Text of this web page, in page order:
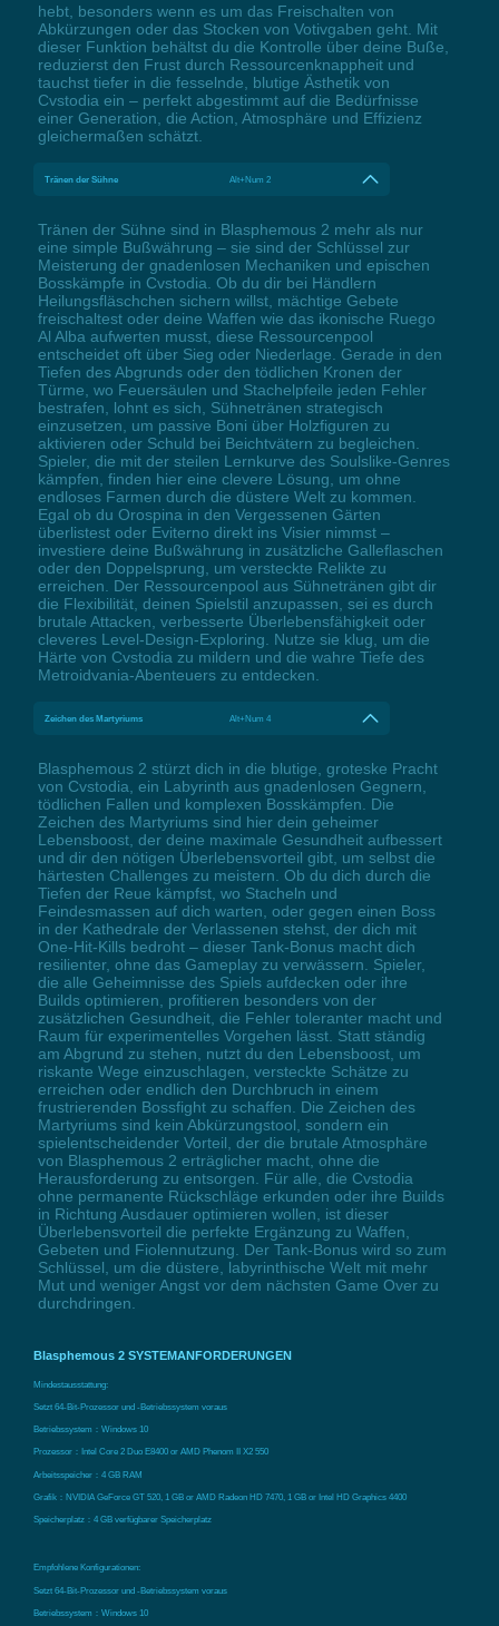
hebt, besonders wenn es um das Freischalten von
Abkürzungen oder das Stocken von Votivgaben geht. Mit
dieser Funktion behältst du die Kontrolle über deine Buße,
reduzierst den Frust durch Ressourcenknappheit und
tauchst tiefer in die fesselnde, blutige Ästhetik von
Cvstodia ein – perfekt abgestimmt auf die Bedürfnisse
einer Generation, die Action, Atmosphäre und Effizienz
gleichermaßen schätzt.
Tränen der Sühne Alt+Num 2
Tränen der Sühne sind in Blasphemous 2 mehr als nur
eine simple Bußwährung – sie sind der Schlüssel zur
Meisterung der gnadenlosen Mechaniken und epischen
Bosskämpfe in Cvstodia. Ob du dir bei Händlern
Heilungsfläschchen sichern willst, mächtige Gebete
freischaltest oder deine Waffen wie das ikonische Ruego
Al Alba aufwerten musst, diese Ressourcenpool
entscheidet oft über Sieg oder Niederlage. Gerade in den
Tiefen des Abgrunds oder den tödlichen Kronen der
Türme, wo Feuersäulen und Stachelpfeile jeden Fehler
bestrafen, lohnt es sich, Sühnetränen strategisch
einzusetzen, um passive Boni über Holzfiguren zu
aktivieren oder Schuld bei Beichtvätern zu begleichen.
Spieler, die mit der steilen Lernkurve des Soulslike-Genres
kämpfen, finden hier eine clevere Lösung, um ohne
endloses Farmen durch die düstere Welt zu kommen.
Egal ob du Orospina in den Vergessenen Gärten
überlistest oder Eviterno direkt ins Visier nimmst –
investiere deine Bußwährung in zusätzliche Galleflaschen
oder den Doppelsprung, um versteckte Relikte zu
erreichen. Der Ressourcenpool aus Sühnetränen gibt dir
die Flexibilität, deinen Spielstil anzupassen, sei es durch
brutale Attacken, verbesserte Überlebensfähigkeit oder
cleveres Level-Design-Exploring. Nutze sie klug, um die
Härte von Cvstodia zu mildern und die wahre Tiefe des
Metroidvania-Abenteuers zu entdecken.
Zeichen des Martyriums Alt+Num 4
Blasphemous 2 stürzt dich in die blutige, groteske Pracht
von Cvstodia, ein Labyrinth aus gnadenlosen Gegnern,
tödlichen Fallen und komplexen Bosskämpfen. Die
Zeichen des Martyriums sind hier dein geheimer
Lebensboost, der deine maximale Gesundheit aufbessert
und dir den nötigen Überlebensvorteil gibt, um selbst die
härtesten Challenges zu meistern. Ob du dich durch die
Tiefen der Reue kämpfst, wo Stacheln und
Feindesmassen auf dich warten, oder gegen einen Boss
in der Kathedrale der Verlassenen stehst, der dich mit
One-Hit-Kills bedroht – dieser Tank-Bonus macht dich
resilienter, ohne das Gameplay zu verwässern. Spieler,
die alle Geheimnisse des Spiels aufdecken oder ihre
Builds optimieren, profitieren besonders von der
zusätzlichen Gesundheit, die Fehler toleranter macht und
Raum für experimentelles Vorgehen lässt. Statt ständig
am Abgrund zu stehen, nutzt du den Lebensboost, um
riskante Wege einzuschlagen, versteckte Schätze zu
erreichen oder endlich den Durchbruch in einem
frustrierenden Bossfight zu schaffen. Die Zeichen des
Martyriums sind kein Abkürzungstool, sondern ein
spielentscheidender Vorteil, der die brutale Atmosphäre
von Blasphemous 2 erträglicher macht, ohne die
Herausforderung zu entsorgen. Für alle, die Cvstodia
ohne permanente Rückschläge erkunden oder ihre Builds
in Richtung Ausdauer optimieren wollen, ist dieser
Überlebensvorteil die perfekte Ergänzung zu Waffen,
Gebeten und Fiolennutzung. Der Tank-Bonus wird so zum
Schlüssel, um die düstere, labyrinthische Welt mit mehr
Mut und weniger Angst vor dem nächsten Game Over zu
durchdringen.
Blasphemous 2 SYSTEMANFORDERUNGEN
Mindestausstattung:
Setzt 64-Bit-Prozessor und -Betriebssystem voraus
Betriebssystem：Windows 10
Prozessor：Intel Core 2 Duo E8400 or AMD Phenom II X2 550
Arbeitsspeicher：4 GB RAM
Grafik：NVIDIA GeForce GT 520, 1 GB or AMD Radeon HD 7470, 1 GB or Intel HD Graphics 4400
Speicherplatz：4 GB verfügbarer Speicherplatz
Empfohlene Konfigurationen:
Setzt 64-Bit-Prozessor und -Betriebssystem voraus
Betriebssystem：Windows 10